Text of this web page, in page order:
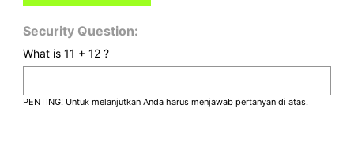
Security Question:
What is 11 + 12 ?
PENTING! Untuk melanjutkan Anda harus menjawab pertanyan di atas.